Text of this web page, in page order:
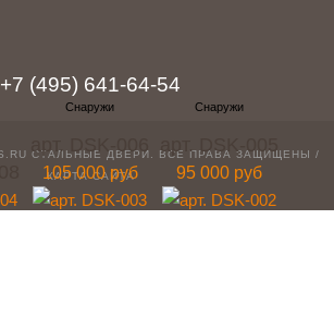
арт. DSK-006
105 000 руб
арт. DSK-005
95 000 руб
+7 (495) 641-64-54
СТАЛЬНЫЕ ДВЕРИ . ВСЕ ПРАВА ЗАЩИЩЕНЫ /
КАРТА САЙТА